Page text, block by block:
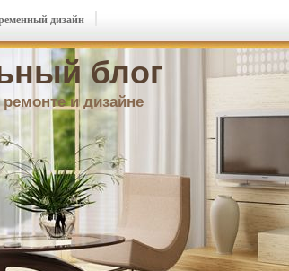
блог
и дизайне
дизайн